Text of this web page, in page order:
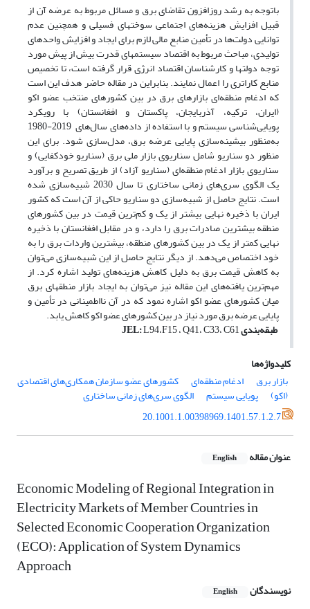
باتوجه به رشد روزافزون تقاضای برق و مسائل مربوط به عرضه آن از
قبیل افزایش هزینه‌‌های اجتماعی سوخت­های فسیلی و همچنین عدم
توانایی دولت‌ها در تأمین منابع مالی لازم برای ایجاد و افزایش واحدهای
تولیدی، مباحث مربوط به اقتصاد سیستم­های قدرت بیش از پیش مورد
توجه دولت­ها و کارشناسان اقتصاد انرژی قرار گرفته ­است، تا تخصیص
منابع کاراتری را اعمال نمایند. بنابراین در مقاله حاضر هدف این است
که ادغام منطقه‌ای بازارهای برق در بین کشورهای منتخب عضو اکو
(ایران، ترکیه، آذربایجان، پاکستان و افغانستان) با رویکرد
پویایی‌شناسی سیستم و با استفاده از داده‌های سال‌های 2019-1980
به‌منظور بیشینه‌سازی پایایی عرضه برق، مدل‌سازی شود. برای این
منظور دو سناریو شامل سناریوی بازار ملی برق (سناریو خودکفایی) و
سناریوی بازار ادغام منطقه‌ای (سناریو آزاد) از طریق تصریح و برآورد
یک الگوی سری‌های زمانی ساختاری تا سال 2030 شبیه‌سازی شده
است. نتایج حاصل از شبیه‌سازی دو سناریو حاکی از آن است که کشور
ایران با ذخیره ‌نهایی بیشتر از یک و کم‌ترین‌ قیمت در بین کشورهای
منطقه بیشترین صادرات برق را دارد، و در مقابل افغانستان با ذخیره
‌نهایی کمتر از یک در بین کشورهای منطقه، بیشترین واردات برق را به
خود اختصاص می‌دهد. از دیگر نتایج حاصل از این شبیه‌سازی می‌توان
به کاهش قیمت برق به دلیل کاهش هزینه‌های تولید اشاره کرد. از
مهم‌ترین یافته‌های این مقاله نیز می‌توان به ایجاد بازار منطقه­ای برق
میان کشورهای عضو اکو اشاره نمود که در آن نااطمینانی در تأمین و
پایایی عرضه برق مورد نیاز در بین کشورهای عضو اکو کاهش یابد.
طبقه‌بندی JEL:L94،F15 ، Q41، C33، C61
کلیدواژه‌ها
بازار برق
ادغام منطقه‌ای کشورهای عضو سازمان همکاری‌های اقتصادی
(اکو) پویایی سیستم
الگوی سری‌های زمانی ساختاری
20.1001.1.00398969.1401.57.1.2.7
عنوان مقاله English
Economic Modeling of Regional Integration in
Electricity Markets of Member Countries in
Selected Economic Cooperation Organization
(ECO): Application of System Dynamics
Approach
نویسندگان English